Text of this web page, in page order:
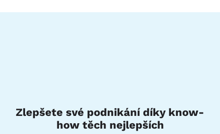
Zlepšete své podnikání díky know-
how těch nejlepších